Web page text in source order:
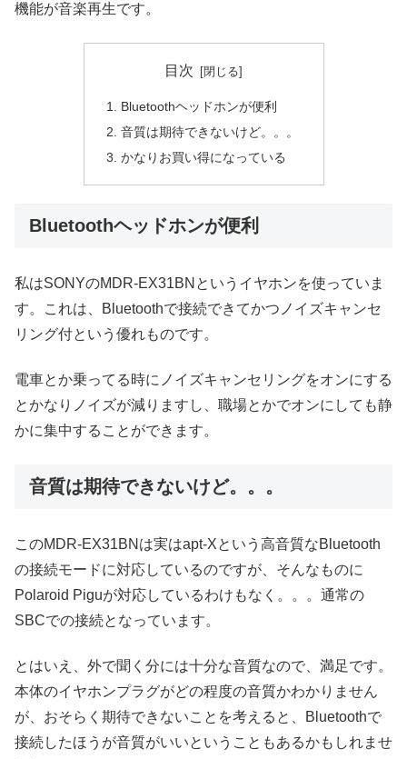
機能が音楽再生です。
目次
Bluetoothヘッドホンが便利
音質は期待できないけど。。。
かなりお買い得になっている
Bluetoothヘッドホンが便利
私はSONYのMDR-EX31BNというイヤホンを使っていま
す。これは、Bluetoothで接続できてかつノイズキャンセ
リング付という優れものです。
電車とか乗ってる時にノイズキャンセリングをオンにする
とかなりノイズが減りますし、職場とかでオンにしても静
かに集中することができます。
音質は期待できないけど。。。
このMDR-EX31BNは実はapt-Xという高音質なBluetooth
の接続モードに対応しているのですが、そんなものに
Polaroid Piguが対応しているわけもなく。。。通常の
SBCでの接続となっています。
とはいえ、外で聞く分には十分な音質なので、満足です。
本体のイヤホンプラグがどの程度の音質かわかりません
が、おそらく期待できないことを考えると、Bluetoothで
接続したほうが音質がいいということもあるかもしれませ